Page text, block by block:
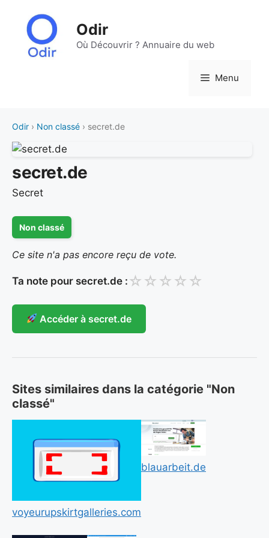
contenu
Odir
Où Découvrir ? Annuaire du web
Menu
Odir › Non classé › secret.de
secret.de
Secret
Non classé
Ce site n'a pas encore reçu de vote.
Ta note pour secret.de : ☆ ☆ ☆ ☆ ☆
Accéder à secret.de
Sites similaires dans la catégorie "Non
classé"
voyeurupskirtgalleries.com
blauarbeit.de